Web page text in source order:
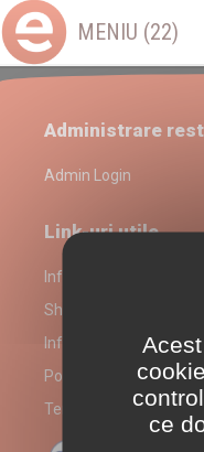
MENIU (22)
Administrare
Admin Login
Link-uri utile
Informații despre
Shaormeria Aiona
Informare Consumatori
Politică prelucrare date
Termeni și Condiții
ce